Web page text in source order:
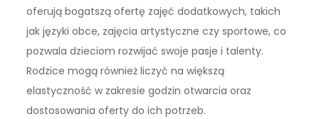
oferują bogatszą ofertę zajęć dodatkowych, takich
jak języki obce, zajęcia artystyczne czy sportowe, co
pozwala dzieciom rozwijać swoje pasje i talenty.
Rodzice mogą również liczyć na większą
elastyczność w zakresie godzin otwarcia oraz
dostosowania oferty do ich potrzeb.